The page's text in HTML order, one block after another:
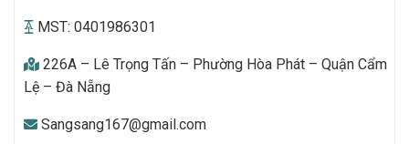
MST: 0401986301
226A – Lê Trọng Tấn – Phường Hòa Phát – Quận Cẩm
Lệ – Đà Nẵng
Sangsang167@gmail.com